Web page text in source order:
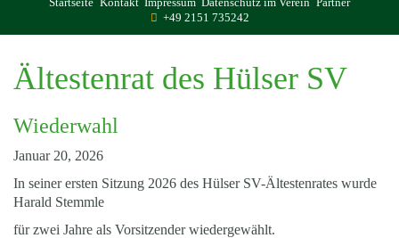
Startseite Kontakt Impressum Datenschutz im Verein Partner
+49 2151 735242
Ältestenrat des Hülser SV
Wiederwahl
Januar 20, 2026
In seiner ersten Sitzung 2026 des Hülser SV-Ältestenrates wurde
Harald Stemmle
für zwei Jahre als Vorsitzender wiedergewählt.